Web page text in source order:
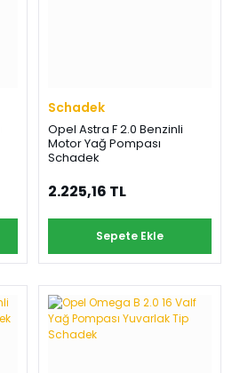
Schadek
Opel Astra F 2.0 Benzinli
Motor Yağ Pompası
Schadek
2.225,16 TL
Sepete Ekle